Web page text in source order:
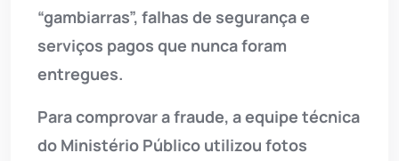
“gambiarras”, falhas de segurança e
serviços pagos que nunca foram
entregues.
Para comprovar a fraude, a equipe técnica
do Ministério Público utilizou fotos